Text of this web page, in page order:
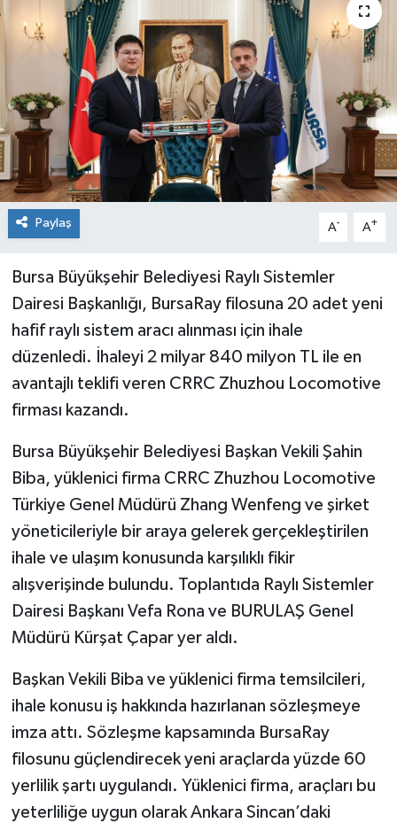
Paylaş A- A+
Bursa Büyükşehir Belediyesi Raylı Sistemler
Dairesi Başkanlığı, BursaRay filosuna 20 adet yeni
hafif raylı sistem aracı alınması için ihale
düzenledi. İhaleyi 2 milyar 840 milyon TL ile en
avantajlı teklifi veren CRRC Zhuzhou Locomotive
firması kazandı.
Bursa Büyükşehir Belediyesi Başkan Vekili Şahin
Biba, yüklenici firma CRRC Zhuzhou Locomotive
Türkiye Genel Müdürü Zhang Wenfeng ve şirket
yöneticileriyle bir araya gelerek gerçekleştirilen
ihale ve ulaşım konusunda karşılıklı fikir
alışverişinde bulundu. Toplantıda Raylı Sistemler
Dairesi Başkanı Vefa Rona ve BURULAŞ Genel
Müdürü Kürşat Çapar yer aldı.
Başkan Vekili Biba ve yüklenici firma temsilcileri,
ihale konusu iş hakkında hazırlanan sözleşmeye
imza attı. Sözleşme kapsamında BursaRay
filosunu güçlendirecek yeni araçlarda yüzde 60
yerlilik şartı uygulandı. Yüklenici firma, araçları bu
yeterliliğe uygun olarak Ankara Sincan’daki